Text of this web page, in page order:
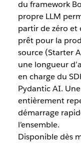
du framework
propre LLM
partir de zéro et
prêt pour la
source (Starter
une longueur
en charge du
Pydantic AI.
entièrement
démarrage
l’ensemble.
Disponible dès